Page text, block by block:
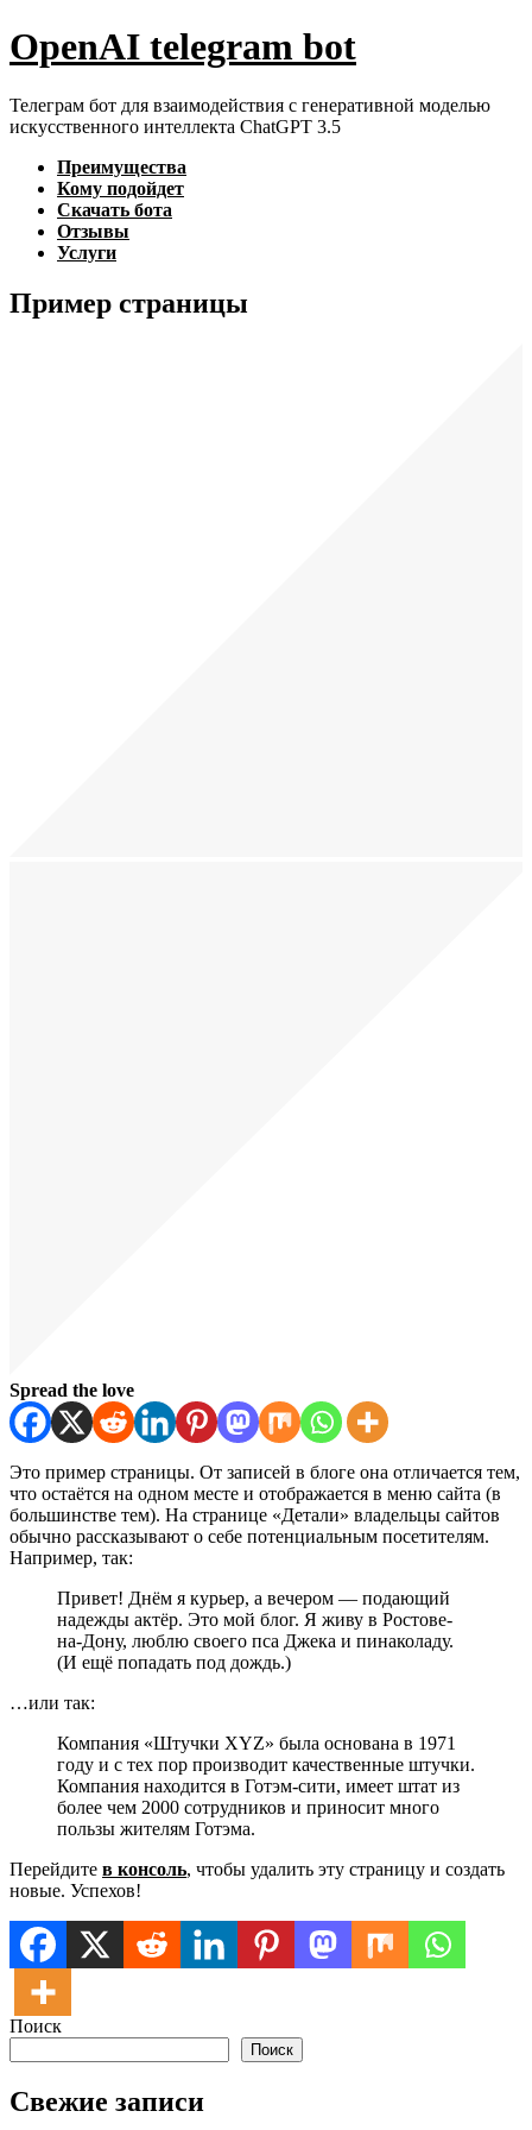
Перейти
к
OpenAI telegram bot
Телеграм бот для взаимодействия с генеративной моделью
искусственного интеллекта ChatGPT 3.5
Преимущества
Кому подойдет
Скачать бота
Отзывы
Услуги
Пример страницы
Spread the love
Это пример страницы. От записей в блоге она отличается тем,
что остаётся на одном месте и отображается в меню сайта (в
большинстве тем). На странице «Детали» владельцы сайтов
обычно рассказывают о себе потенциальным посетителям.
Например, так:
Привет! Днём я курьер, а вечером — подающий
надежды актёр. Это мой блог. Я живу в Ростове-
на-Дону, люблю своего пса Джека и пинаколаду.
(И ещё попадать под дождь.)
…или так:
Компания «Штучки XYZ» была основана в 1971
году и с тех пор производит качественные штучки.
Компания находится в Готэм-сити, имеет штат из
более чем 2000 сотрудников и приносит много
пользы жителям Готэма.
Перейдите в консоль, чтобы удалить эту страницу и создать
новые. Успехов!
Поиск
Поиск
Свежие записи